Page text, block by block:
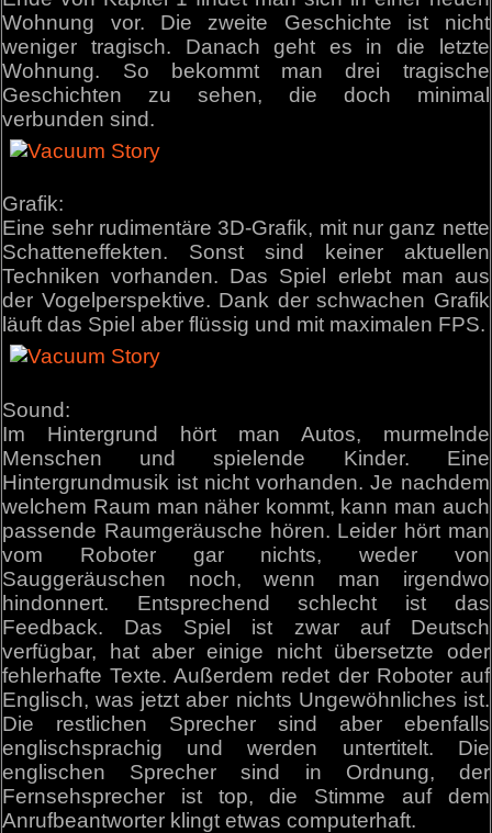
Wohnung vor. Die zweite Geschichte ist nicht
weniger tragisch. Danach geht es in die letzte
Wohnung. So bekommt man drei tragische
Geschichten zu sehen, die doch minimal
verbunden sind.
Grafik:
Eine sehr rudimentäre 3D-Grafik, mit nur ganz nette
Schatteneffekten. Sonst sind keiner aktuellen
Techniken vorhanden. Das Spiel erlebt man aus
der Vogelperspektive. Dank der schwachen Grafik
läuft das Spiel aber flüssig und mit maximalen FPS.
Sound:
Im Hintergrund hört man Autos, murmelnde
Menschen und spielende Kinder. Eine
Hintergrundmusik ist nicht vorhanden. Je nachdem
welchem Raum man näher kommt, kann man auch
passende Raumgeräusche hören. Leider hört man
vom Roboter gar nichts, weder von
Sauggeräuschen noch, wenn man irgendwo
hindonnert. Entsprechend schlecht ist das
Feedback. Das Spiel ist zwar auf Deutsch
verfügbar, hat aber einige nicht übersetzte oder
fehlerhafte Texte. Außerdem redet der Roboter auf
Englisch, was jetzt aber nichts Ungewöhnliches ist.
Die restlichen Sprecher sind aber ebenfalls
englischsprachig und werden untertitelt. Die
englischen Sprecher sind in Ordnung, der
Fernsehsprecher ist top, die Stimme auf dem
Anrufbeantworter klingt etwas computerhaft.